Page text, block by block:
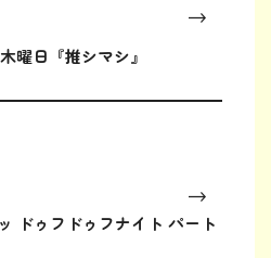
曜日『推シマシ』
ドゥフドゥフナイト パート